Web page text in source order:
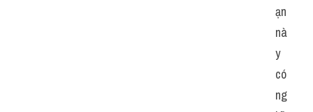
ạn
nà
y
có
ng